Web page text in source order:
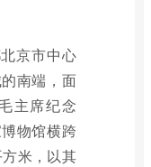
京市中心
南端，面
主席纪念
物馆横跨
米，以其